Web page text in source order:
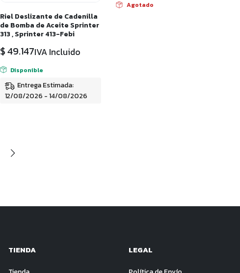
Riel Deslizante de Cadenilla
de Bomba de Aceite Sprinter
313 , Sprinter 413-Febi
$49.147IVA Incluido
Disponible
Entrega Estimada:
12/08/2026 - 14/08/2026
Agotado
TIENDA LEGAL